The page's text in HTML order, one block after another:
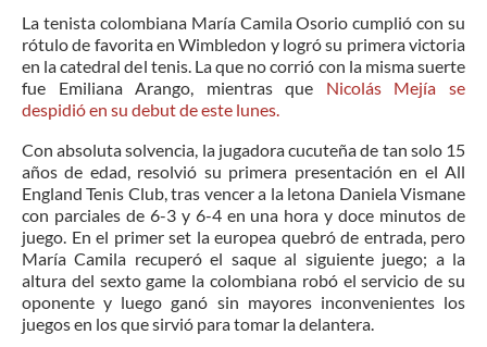
La tenista colombiana María Camila Osorio cumplió con su
rótulo de favorita en Wimbledon y logró su primera victoria
en la catedral del tenis. La que no corrió con la misma suerte
fue Emiliana Arango, mientras que Nicolás Mejía se
despidió en su debut de este lunes.
Con absoluta solvencia, la jugadora cucuteña de tan solo 15
años de edad, resolvió su primera presentación en el All
England Tenis Club, tras vencer a la letona Daniela Vismane
con parciales de 6-3 y 6-4 en una hora y doce minutos de
juego. En el primer set la europea quebró de entrada, pero
María Camila recuperó el saque al siguiente juego; a la
altura del sexto game la colombiana robó el servicio de su
oponente y luego ganó sin mayores inconvenientes los
juegos en los que sirvió para tomar la delantera.